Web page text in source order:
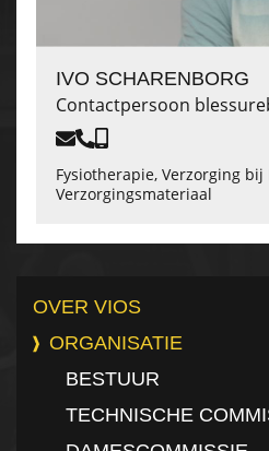
OVER VIOS
ORGANISATIE
BESTUUR
TECHNISCHE
IVO SCHARENBORG
Contactpersoon
Fysiotherapie, Verzorging bij
Verzorgingsmateriaal